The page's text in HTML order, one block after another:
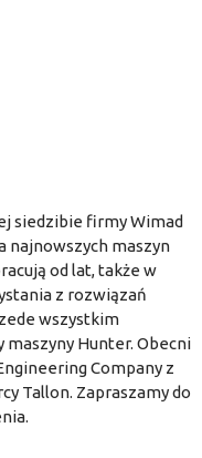
siedzibie firmy Wimad
najnowszych maszyn
od lat, także w
z rozwiązań
wszystkim
Hunter. Obecni
Company z
Tallon. Zapraszamy do